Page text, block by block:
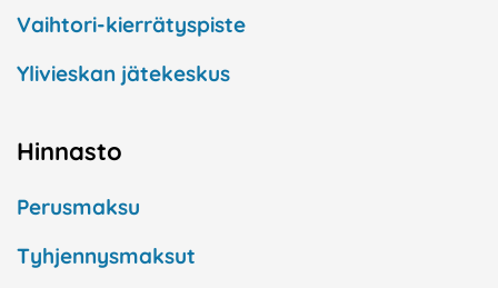
Vaihtori-kierrätyspiste
Ylivieskan jätekeskus
Hinnasto
Perusmaksu
Tyhjennysmaksut